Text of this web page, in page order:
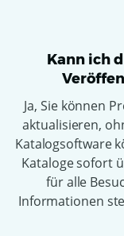
Kann ich
Ja, Sie können
aktualisieren,
Katalogsoftware
Kataloge sofort
für alle
Informationen